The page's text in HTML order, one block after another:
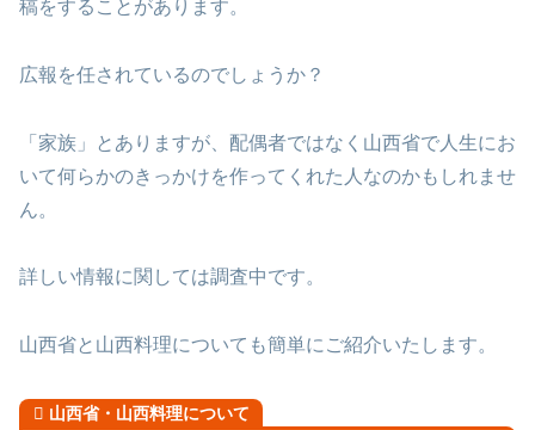
稿をすることがあります。
広報を任されているのでしょうか？
「家族」とありますが、配偶者ではなく山西省で人生にお
いて何らかのきっかけを作ってくれた人なのかもしれませ
ん。
詳しい情報に関しては調査中です。
山西省と山西料理についても簡単にご紹介いたします。
山西省・山西料理について